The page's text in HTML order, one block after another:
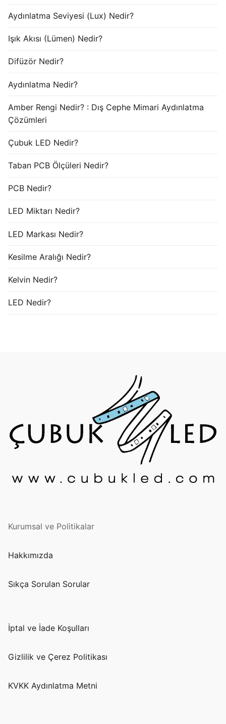
Aydınlatma Seviyesi (Lux) Nedir?
Işık Akısı (Lümen) Nedir?
Difüzör Nedir?
Aydınlatma Nedir?
Amber Rengi Nedir? : Dış Cephe Mimari Aydınlatma
Çözümleri
Çubuk LED Nedir?
Taban PCB Ölçüleri Nedir?
PCB Nedir?
LED Miktarı Nedir?
LED Markası Nedir?
Kesilme Aralığı Nedir?
Kelvin Nedir?
LED Nedir?
Kurumsal ve Politikalar
Hakkımızda
Sıkça Sorulan Sorular
İptal ve İade Koşulları
Gizlilik ve Çerez Politikası
KVKK Aydınlatma Metni